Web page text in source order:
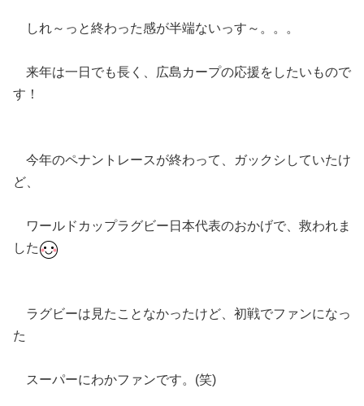
しれ～っと終わった感が半端ないっす～。。。
来年は一日でも長く、広島カープの応援をしたいもので
す！
今年のペナントレースが終わって、ガックシしていたけ
ど、
ワールドカップラグビー日本代表のおかげで、救われま
した
ラグビーは見たことなかったけど、初戦でファンになっ
た
スーパーにわかファンです。(笑)